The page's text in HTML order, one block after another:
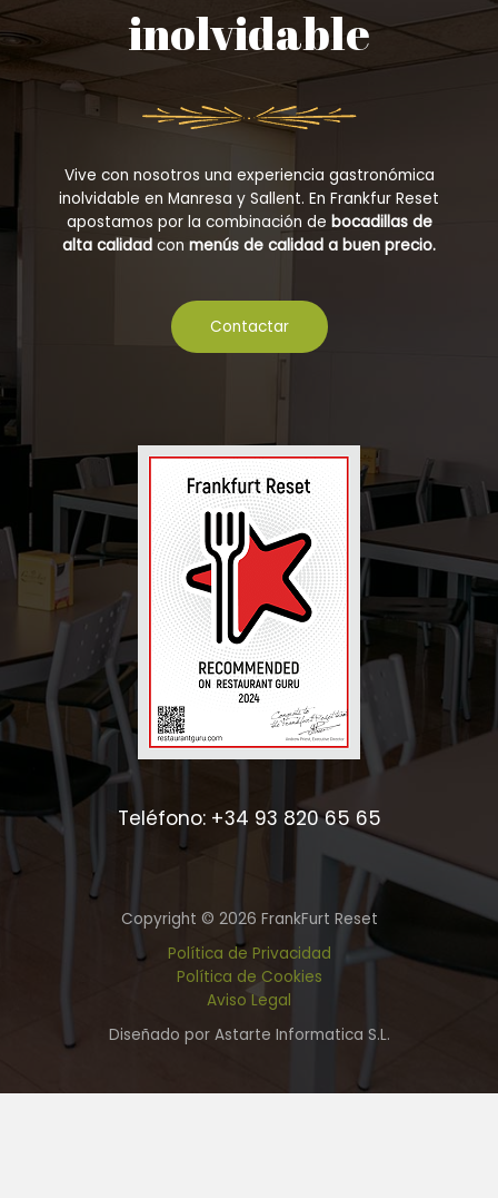
inolvidable
Vive con nosotros una experiencia gastronómica
inolvidable en Manresa y Sallent. En Frankfur Reset
apostamos por la combinación de bocadillas de
alta calidad con menús de calidad a buen precio.
Contactar
Teléfono: +34 93 820 65 65
Copyright © 2026 FrankFurt Reset
Política de Privacidad
Política de Cookies
Aviso Legal
Diseñado por Astarte Informatica S.L.